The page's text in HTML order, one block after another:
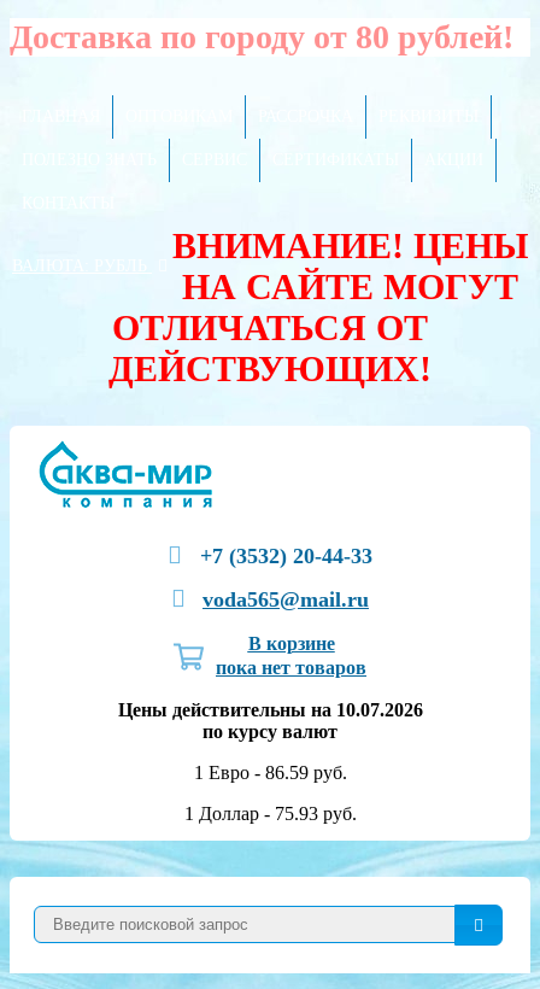
Доставка по городу от 80 рублей!
ВАЛЮТА:
ВНИМАНИЕ! ЦЕНЫ
НА САЙТЕ МОГУТ
ОТЛИЧАТЬСЯ ОТ
ДЕЙСТВУЮЩИХ!
+7 (3532) 20-44-33
voda565@mail.ru
В корзине
пока нет товаров
Цены действительны на 10.07.2026
по курсу валют
1 Евро - 86.59 руб.
1 Доллар - 75.93 руб.